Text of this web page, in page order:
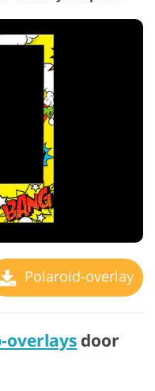
Polaroid-overlay
overlays door